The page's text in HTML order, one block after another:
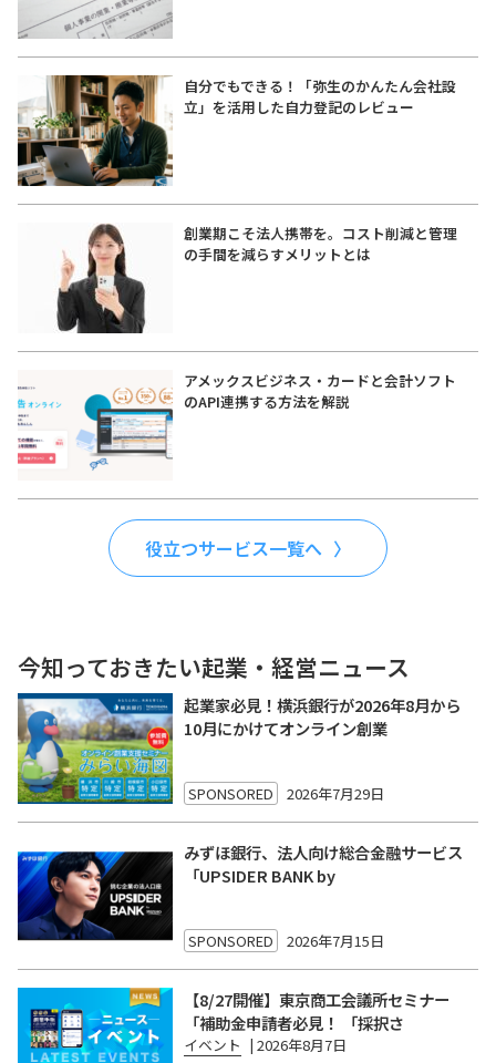
自分でもできる！「弥生のかんたん会社設
立」を活用した自力登記のレビュー
創業期こそ法人携帯を。コスト削減と管理
の手間を減らすメリットとは
アメックスビジネス・カードと会計ソフト
のAPI連携する方法を解説
役立つサービス一覧へ
今知っておきたい起業・経営ニュース
起業家必見！横浜銀行が2026年8月から
10月にかけてオンライン創業
SPONSORED 2026年7月29日
みずほ銀行、法人向け総合金融サービス
「UPSIDER BANK by
SPONSORED 2026年7月15日
【8/27開催】東京商工会議所セミナー
「補助金申請者必見！ 「採択さ
イベント | 2026年8月7日